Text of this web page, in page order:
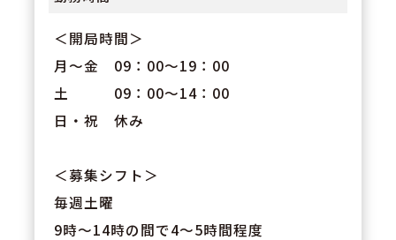
＜開局時間＞
月～金 09：00～19：00
土 09：00～14：00
日・祝 休み
＜募集シフト＞
毎週土曜
9時～14時の間で4～5時間程度